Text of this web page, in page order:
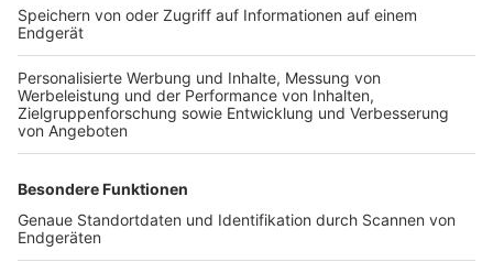
TOP-VEREINE
TOP-PARTNER